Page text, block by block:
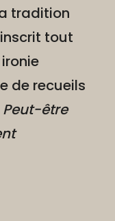
tradition
tout
de recueils
Peut-être